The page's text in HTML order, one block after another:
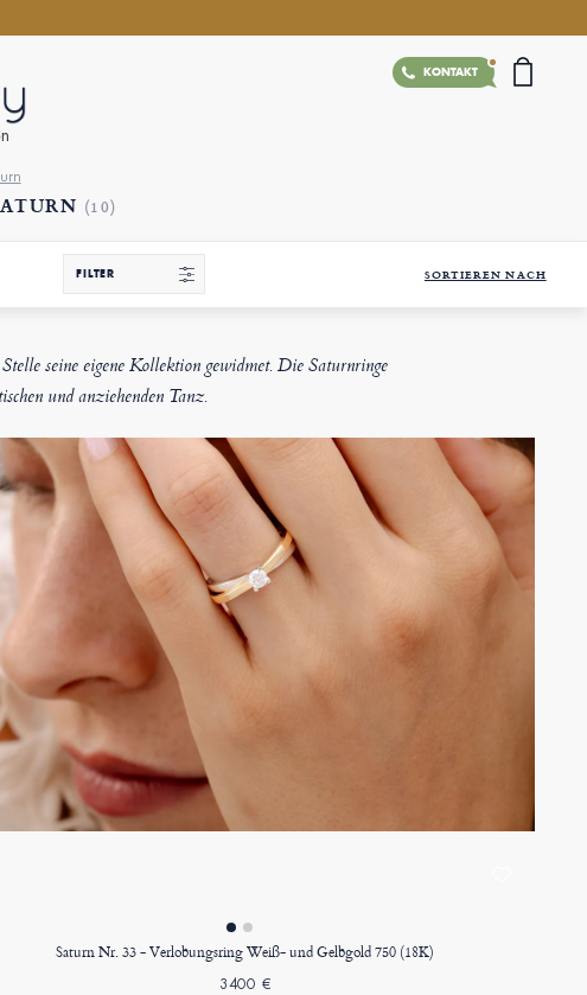
KONTAKT
(10)
FILTER SORTIEREN NACH
seine eigene Kollektion gewidmet. Die Saturnringe
und anziehenden Tanz.
Saturn Nr. 33 - Verlobungsring Weiß- und Gelbgold 750 (18K)
3400 €